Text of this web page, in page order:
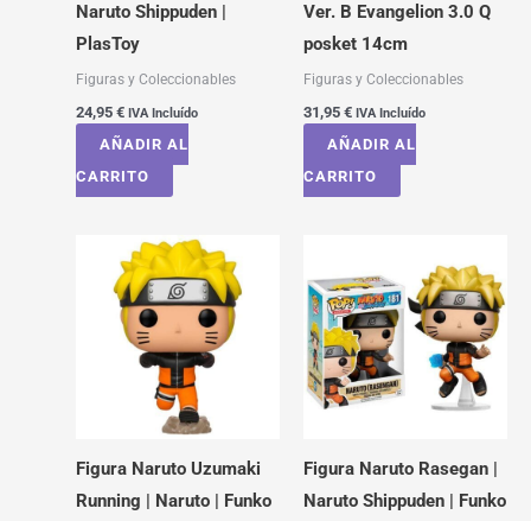
Naruto Shippuden |
PlasToy
Figuras y Coleccionables
24,95 € IVA Incluído
AÑADIR AL
CARRITO
Ver. B Evangelion 3.0 Q
posket 14cm
Figuras y Coleccionables
31,95 € IVA Incluído
AÑADIR AL
CARRITO
Figura Naruto Uzumaki
Running | Naruto | Funko
Figura Naruto Rasegan |
Naruto Shippuden | Funko